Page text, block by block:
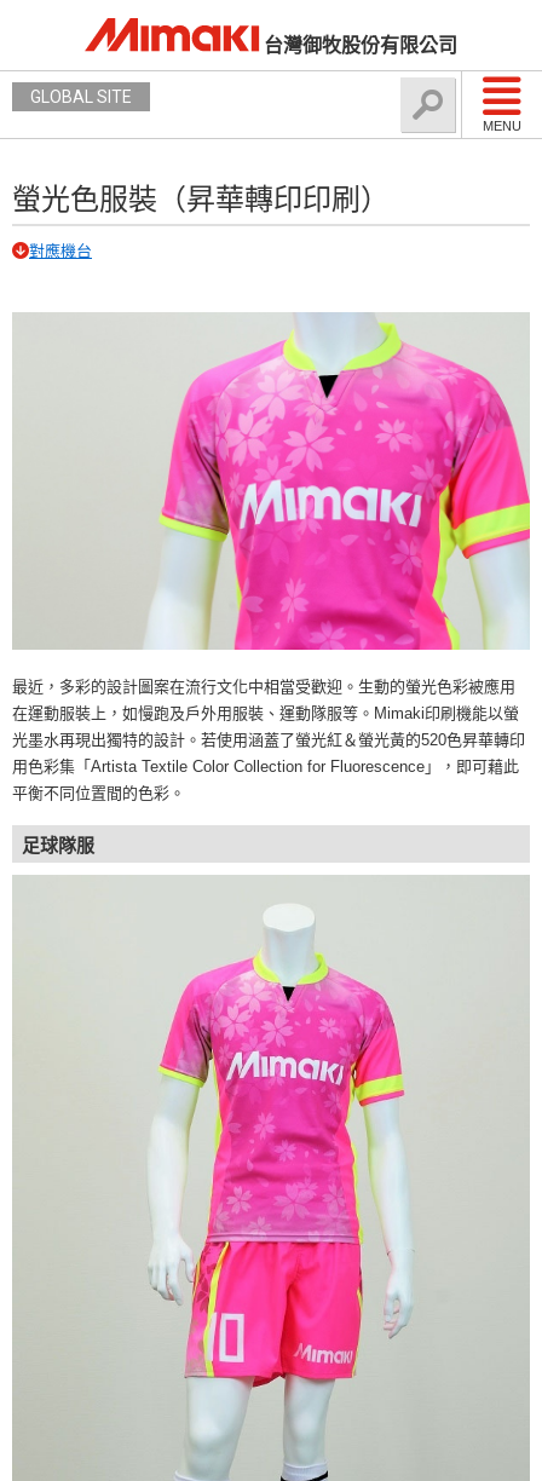
台灣御牧股份有限公司
MENU
GLOBAL SITE
螢光色服裝（昇華轉印印刷）
對應機台
最近，多彩的設計圖案在流行文化中相當受歡迎。生動的螢光色彩被應用
在運動服裝上，如慢跑及戶外用服裝、運動隊服等。Mimaki印刷機能以螢
光墨水再現出獨特的設計。若使用涵蓋了螢光紅＆螢光黃的520色昇華轉印
用色彩集「Artista Textile Color Collection for Fluorescence」，即可藉此
平衡不同位置間的色彩。
足球隊服